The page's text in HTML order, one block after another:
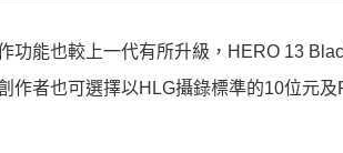
功能也較上一代有所升級，HERO 13
作者也可選擇以HLG攝錄標準的10位元